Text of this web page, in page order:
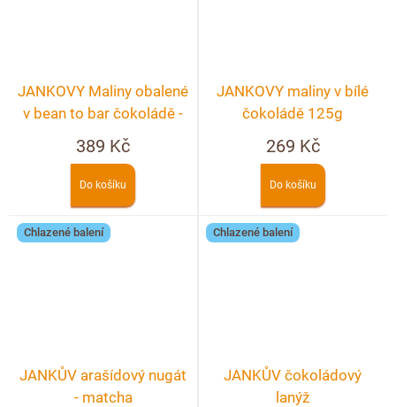
JANKOVY Maliny obalené
v bean to bar čokoládě -
389 Kč
Do košíku
JANKOVY maliny v bílé
čokoládě 125g
269 Kč
Do košíku
Chlazené balení
JANKŮV arašídový nugát
- matcha
Chlazené balení
JANKŮV čokoládový
lanýž